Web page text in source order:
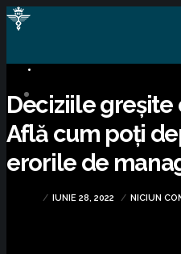
Deciziile greșite
Află cum poți
erorile de
IUNIE 28, 2022 NICIUN